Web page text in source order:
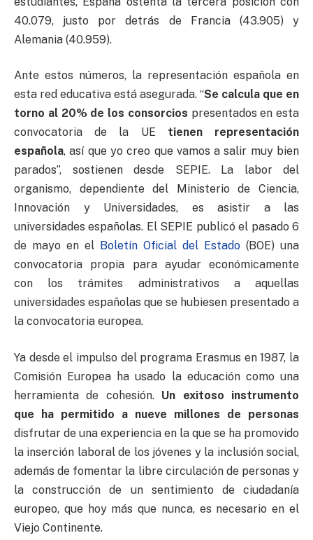
40.079, justo por detrás de Francia (43.905) y
Alemania (40.959).
Ante estos números, la representación española en
esta red educativa está asegurada. “Se calcula que en
torno al 20% de los consorcios presentados en esta
convocatoria de la UE tienen representación
española, así que yo creo que vamos a salir muy bien
parados”, sostienen desde SEPIE. La labor del
organismo, dependiente del Ministerio de Ciencia,
Innovación y Universidades, es asistir a las
universidades españolas. El SEPIE publicó el pasado 6
de mayo en el Boletín Oficial del Estado (BOE) una
convocatoria propia para ayudar económicamente
con los trámites administrativos a aquellas
universidades españolas que se hubiesen presentado a
la convocatoria europea.
Ya desde el impulso del programa Erasmus en 1987, la
Comisión Europea ha usado la educación como una
herramienta de cohesión. Un exitoso instrumento
que ha permitido a nueve millones de personas
disfrutar de una experiencia en la que se ha promovido
la inserción laboral de los jóvenes y la inclusión social,
además de fomentar la libre circulación de personas y
la construcción de un sentimiento de ciudadanía
europeo, que hoy más que nunca, es necesario en el
Viejo Continente.